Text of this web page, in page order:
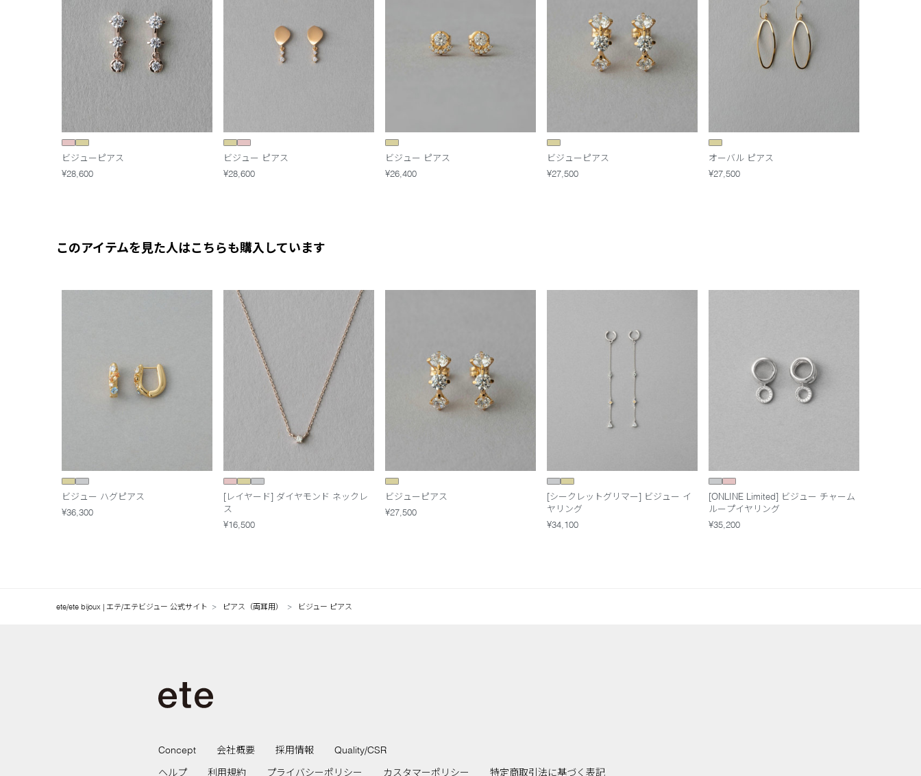
ビジューピアス
¥28,600
ビジュー ピアス
¥28,600
ビジュー ピアス
¥26,400
ビジューピアス
¥27,500
オーバル ピアス
¥27,500
このアイテムを見た人はこちらも購入しています
ビジュー ハグピアス
¥36,300
[レイヤード] ダイヤモンド ネックレ
ス
¥16,500
ビジューピアス
¥27,500
[シークレットグリマー] ビジュー イ
ヤリング
¥34,100
[ONLINE Limited] ビジュー チャーム
ループイヤリング
¥35,200
ete/ete bijoux | エテ/エテビジュー 公式サイト ピアス（両耳用） ビジュー ピアス
Concept 会社概要 採用情報
Quality/CSR
ヘルプ
利用規約 プライバシーポリシー カスタマーポリシー 特定商取引法に基づく表記